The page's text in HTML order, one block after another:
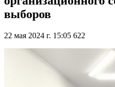
выборов
22 мая 2024 г. 15:05 622